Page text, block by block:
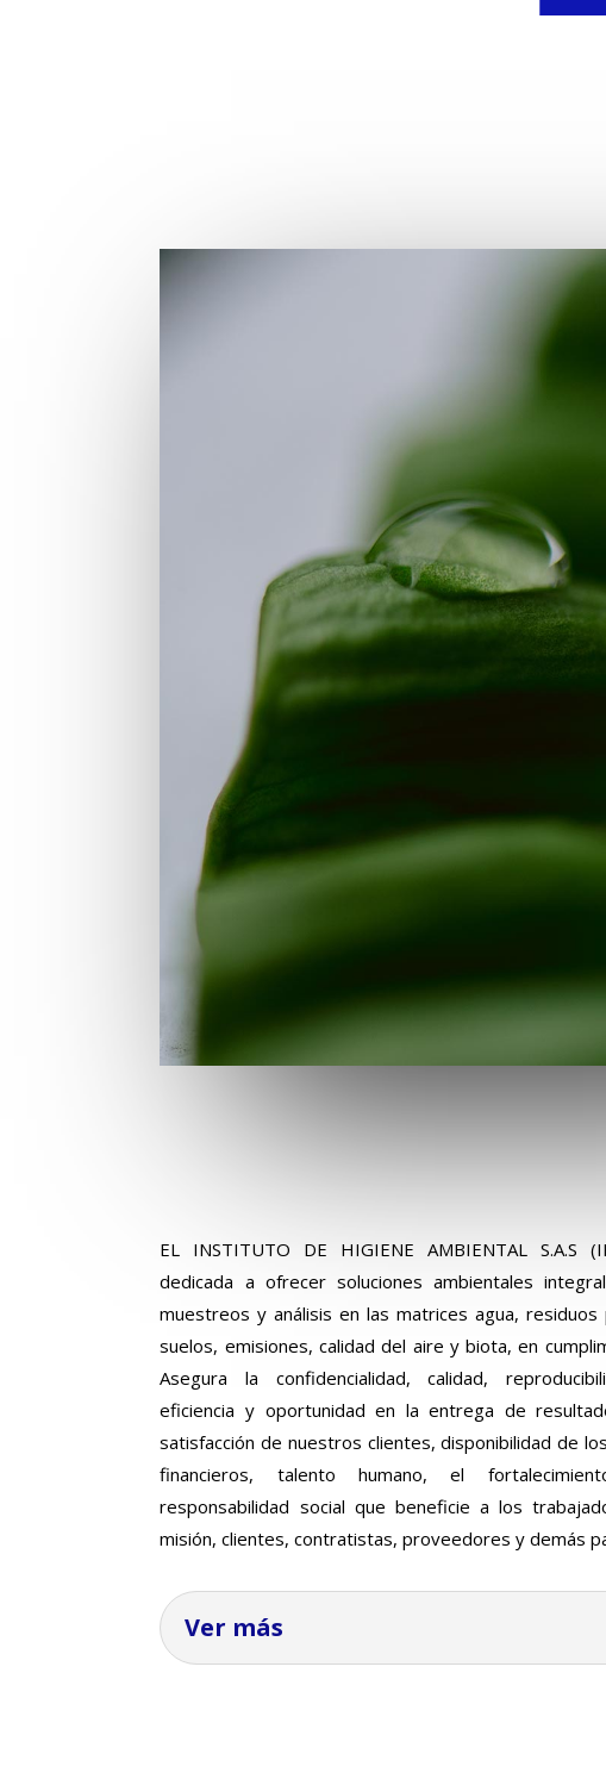
EL INSTITUTO DE HIGIENE AMBIENTAL S.A.S
dedicada a ofrecer soluciones ambientales
muestreos y análisis en las matrices agua,
suelos, emisiones, calidad del aire y biota, en
Asegura la confidencialidad, calidad,
eficiencia y oportunidad en la entrega de
satisfacción de nuestros clientes, disponibilidad de
financieros, talento humano, el
responsabilidad social que beneficie a los
misión, clientes, contratistas, proveedores y demás
Ver más